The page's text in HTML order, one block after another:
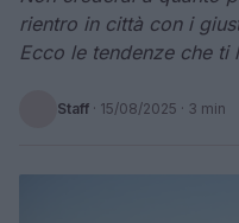
rientro in città con i
Ecco le tendenze che ti
Staff · 15/08/2025 · 3 min